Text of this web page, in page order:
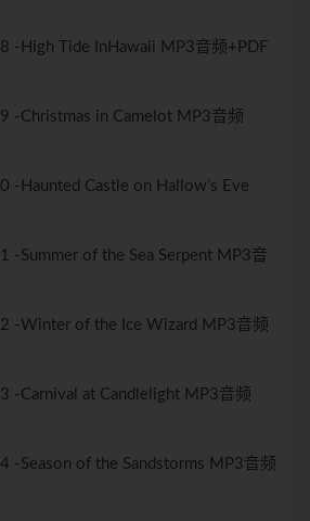
-High Tide InHawaii MP3音频+PDF
-Christmas in Camelot MP3音频
-Haunted Castle on Hallow’s Eve
-Summer of the Sea Serpent MP3音
-Winter of the Ice Wizard MP3音频
-Carnival at Candlelight MP3音频
-Season of the Sandstorms MP3音频